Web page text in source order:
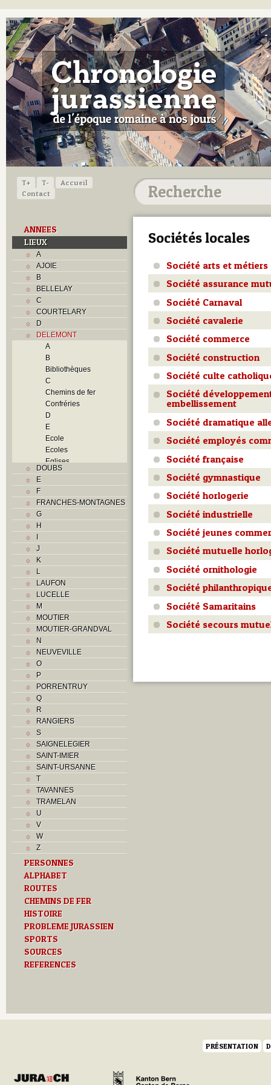
T+ T-
Accueil
Contact
ANNEES
LIEUX
A
AJOIE
B
BELLELAY
C
COURTELARY
D
DELEMONT
A
B
Bibliothèques
C
Chemins de fer
Confréries
D
E
Ecole
Ecoles
Eglises
F
H
Monuments historiques
O
Problème jurassien
Q
S
U
DOUBS
E
F
FRANCHES-MONTAGNES
G
H
I
J
K
L
LAUFON
LUCELLE
M
MOUTIER
MOUTIER-GRANDVAL
N
NEUVEVILLE
O
P
PORRENTRUY
Q
R
RANGIERS
S
SAIGNELEGIER
SAINT-IMIER
SAINT-URSANNE
T
TAVANNES
TRAMELAN
U
V
W
Z
PERSONNES
ALPHABET
ROUTES
CHEMINS DE FER
HISTOIRE
PROBLEME JURASSIEN
SPORTS
SOURCES
REFERENCES
Sociétés locales
Société arts et métiers
Société assurance
Société Carnaval
Société cavalerie
Société commerce
Société construction
Société culte
Société
embellissement
Société dramatique
Société employés
Société française
Société gymnastique
Société horlogerie
Société industrielle
Société jeunes
Société mutuelle
Société ornithologie
Société
Société Samaritains
Société secours
PRÉSENTATION